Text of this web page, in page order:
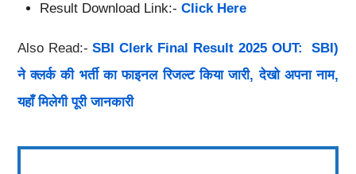
Result Download Link:- Click Here
Also Read:-SBI Clerk Final Result 2025 OUT: SBI)
ने क्लर्क की भर्ती का फाइनल रिजल्ट किया जारी, देखो अपना नाम,
यहाँ मिलेगी पूरी जानकारी